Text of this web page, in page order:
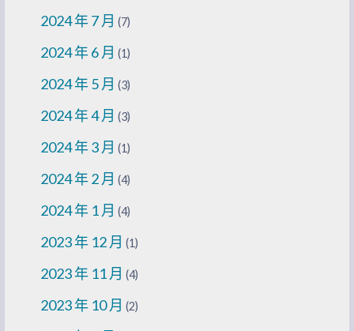
2024 年 7 月 (7)
2024 年 6 月 (1)
2024 年 5 月 (3)
2024 年 4 月 (3)
2024 年 3 月 (1)
2024 年 2 月 (4)
2024 年 1 月 (4)
2023 年 12 月 (1)
2023 年 11 月 (4)
2023 年 10 月 (2)